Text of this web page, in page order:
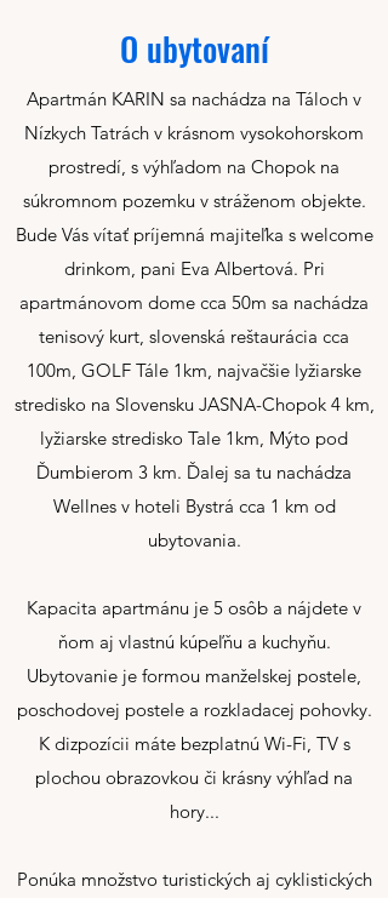
O ubytovaní
Apartmán KARIN sa nachádza na Táloch v
Nízkych Tatrách v krásnom vysokohorskom
prostredí, s výhľadom na Chopok na
súkromnom pozemku v stráženom objekte.
Bude Vás vítať príjemná majiteľka s welcome
drinkom, pani Eva Albertová. Pri
apartmánovom dome cca 50m sa nachádza
tenisový kurt, slovenská reštaurácia cca
100m, GOLF Tále 1km, najvačšie lyžiarske
stredisko na Slovensku JASNA-Chopok 4 km,
lyžiarske stredisko Tale 1km, Mýto pod
Ďumbierom 3 km. Ďalej sa tu nachádza
Wellnes v hoteli Bystrá cca 1 km od
ubytovania.
Kapacita apartmánu je 5 osôb a nájdete v
ňom aj vlastnú kúpeľňu a kuchyňu.
Ubytovanie je formou manželskej postele,
poschodovej postele a rozkladacej pohovky.
K dizpozícii máte bezplatnú Wi-Fi, TV s
plochou obrazovkou či krásny výhľad na
hory...
Ponúka množstvo turistických aj cyklistických